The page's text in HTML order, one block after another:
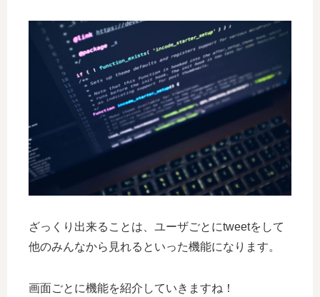
ざっくり出来ることは、ユーザごとにtweetをして
他のみんなから見れるといった機能になります。
画面ごとに機能を紹介していきますね！